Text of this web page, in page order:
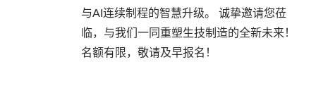
与AI连续制程的智慧升级。 诚挚邀请您莅
临，与我们一同重塑生技制造的全新未来！
名额有限，敬请及早报名！